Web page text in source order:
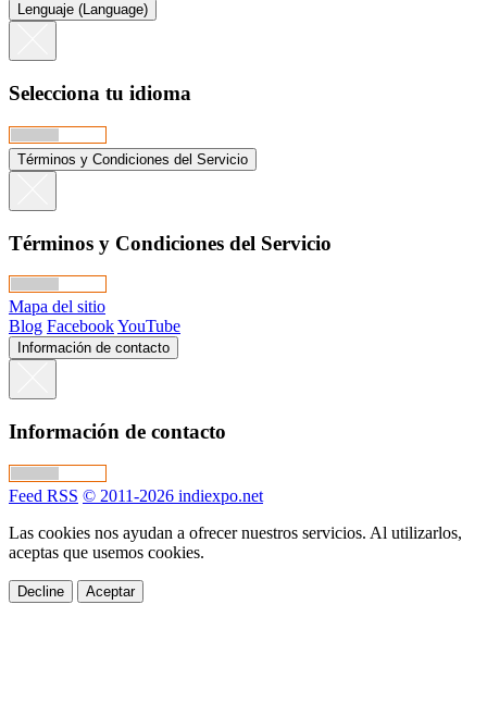
Lenguaje (Language)
Selecciona tu idioma
Términos y Condiciones del Servicio
Términos y Condiciones del Servicio
Mapa del sitio
Blog FacebookYouTube
Información de contacto
Información de contacto
Feed RSS © 2011-2026 indiexpo.net
Las cookies nos ayudan a ofrecer nuestros servicios. Al utilizarlos,
aceptas que usemos cookies.
Decline Aceptar